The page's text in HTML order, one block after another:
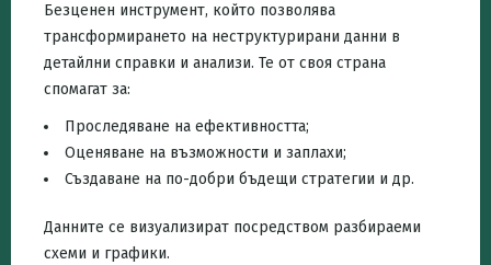
Безценен инструмент, който позволява
трансформирането на неструктурирани данни в
детайлни справки и анализи. Те от своя страна
спомагат за:
Проследяване на ефективността;
Оценяване на възможности и заплахи;
Създаване на по-добри бъдещи стратегии и др.
Данните се визуализират посредством разбираеми
схеми и графики.